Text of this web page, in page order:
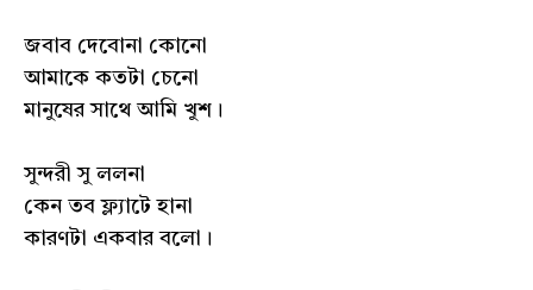
জবাব দেবোনা কোনো
আমাকে কতটা চেনো
মানুষের সাথে আমি খুশ।
সুন্দরী সু ললনা
কেন তব ফ্ল্যাটে হানা
কারণটা একবার বলো।